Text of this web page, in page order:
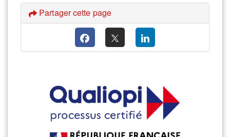
Partager cette page